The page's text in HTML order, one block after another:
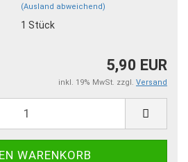
(Ausland abweichend)
1 Stück
5,90 EUR
inkl. 19% MwSt. zzgl. Versand